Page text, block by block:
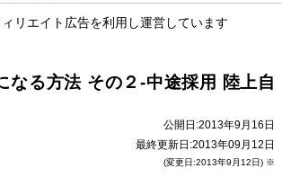
リエイト広告を利用し運営しています
なる方法 その２-中途採用 陸上自
公開日:2013年9月16日
最終更新日:2013年09月12日
(変更日:2013年9月12日) ※